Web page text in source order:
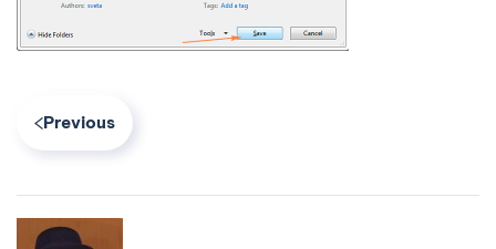
Previous